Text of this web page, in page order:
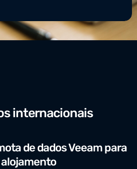
internacionais
de dados Veeam para